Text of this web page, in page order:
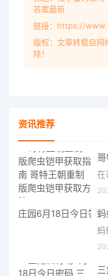
答案最新
链接：https://
版权：文章转载自网
除！
资讯推荐
在
蚂